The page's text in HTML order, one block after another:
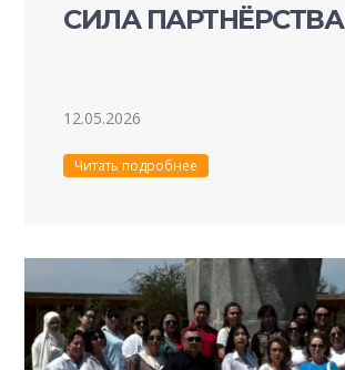
СИЛА ПАРТНЁРСТВА
12.05.2026
Читать подробнее